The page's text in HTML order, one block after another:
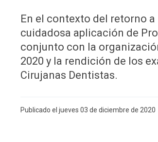
En el contexto del retorno
cuidadosa aplicación de
conjunto con la
2020 y la rendición de los
Cirujanas Dentistas.
Publicado el jueves 03 de diciembre de 2020